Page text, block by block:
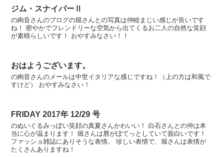
ジム・スナイパーⅡ
の絢音さんのブログの堀さんとの写真は仲睦まじい感じが良いです
ね！ 密やかでフレンドリーな空気から出てくるお二人の自然な笑顔
が素晴らしいです！ おやすみなさい！！
おはようございます。
の絢音さんのメールは中世イタリアな感じですね！（上の方は和風で
すけど） おやすみなさい！
FRIDAY 2017年 12/29 号
のぬいぐるみっぽい笑顔の真夏さんかわいい！ 白石さんとの仲は本
当に心が温まります！ 堀さんは唇がぽてっとしていて面白いです！
ファッショ雑誌にありそうな表情。 珍しい表情で、堀さんは表情が
たくさんありますね！